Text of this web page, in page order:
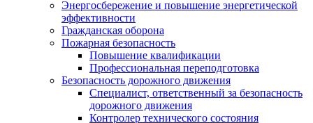
Энергосбережение и повышение энергетической
эффективности
Гражданская оборона
Пожарная безопасность
Повышение квалификации
Профессиональная переподготовка
Безопасность дорожного движения
Специалист, ответственный за безопасность
дорожного движения
Контролер технического состояния